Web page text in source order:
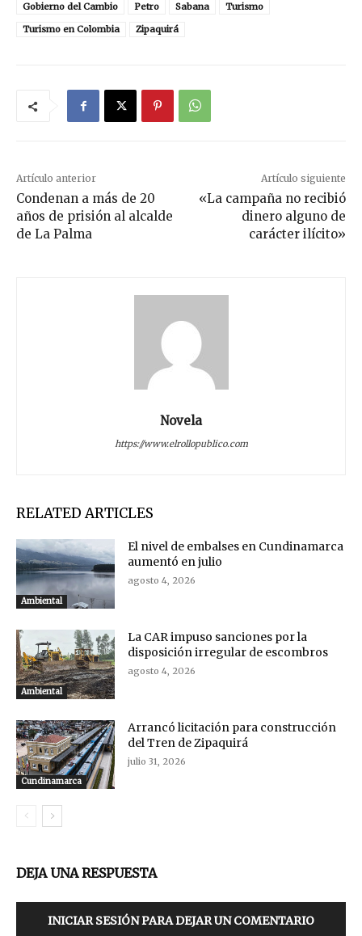
Gobierno del Cambio
Petro Sabana
Turismo
Turismo en Colombia
Zipaquirá
Artículo anterior
Condenan a más de 20
años de prisión al alcalde
de La Palma
Artículo siguiente
«La campaña no recibió
dinero alguno de
carácter ilícito»
Novela
https://www.elrollopublico.com
RELATED ARTICLES
Ambiental
El nivel de embalses en Cundinamarca
aumentó en julio
agosto 4, 2026
Ambiental
La CAR impuso sanciones por la
disposición irregular de escombros
agosto 4, 2026
Cundinamarca
Arrancó licitación para construcción
del Tren de Zipaquirá
julio 31, 2026
DEJA UNA RESPUESTA
INICIAR SESIÓN PARA DEJAR UN COMENTARIO